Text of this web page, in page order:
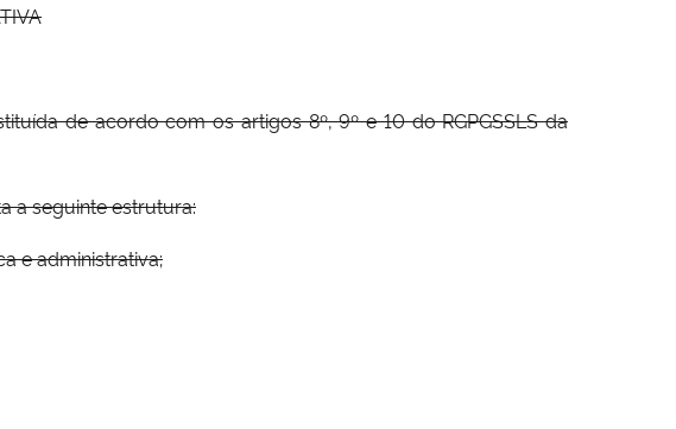
de acordo com os artigos 8º, 9º e 10 do RGPGSSLS da
a seguinte estrutura:
e administrativa;